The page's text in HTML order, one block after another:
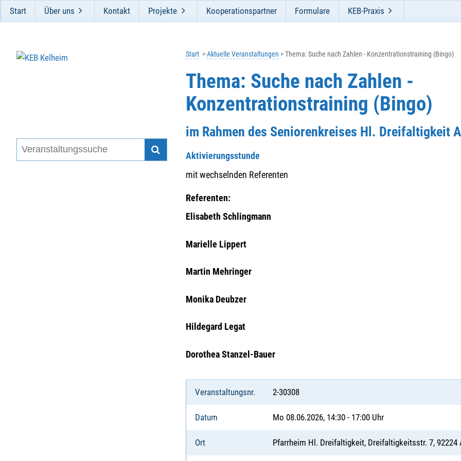
Start Über uns Kontakt Projekte Kooperationspartner Formulare KEB-Praxis
Start Aktuelle Veranstaltungen Thema: Suche nach Zahlen - Konzentrationstraining (Bingo)
Thema: Suche nach Zahlen -
Konzentrationstraining (Bingo)
im Rahmen des Seniorenkreises Hl. Dreifaltigkeit
Aktivierungsstunde
mit wechselnden Referenten
Referenten:
Elisabeth Schlingmann
Marielle Lippert
Martin Mehringer
Monika Deubzer
Hildegard Legat
Dorothea Stanzel-Bauer
Veranstaltungsnr. 2-30308
Datum Mo 08.06.2026, 14:30 - 17:00 Uhr
Ort Pfarrheim Hl. Dreifaltigkeit, Dreifaltigkeitsstr. 7, 92224